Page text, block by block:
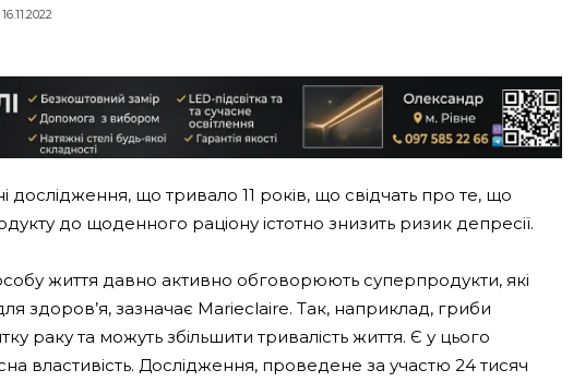
дослідження, що тривало 11 років, що свідчать про те, що
до щоденного раціону істотно знизить ризик депресії.
життя давно активно обговорюють суперпродукти, які
здоров’я, зазначає Marieclaire. Так, наприклад, гриби
раку та можуть збільшити тривалість життя. Є у цього
властивість. Дослідження, проведене за участю 24 тисяч